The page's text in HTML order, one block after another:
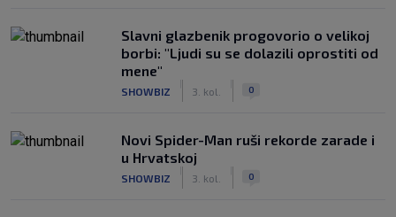
Slavni glazbenik progovorio o velikoj
borbi: "Ljudi su se dolazili oprostiti od
mene"
SHOWBIZ 3. kol. 0
Novi Spider-Man ruši rekorde zarade i
u Hrvatskoj
SHOWBIZ 3. kol. 0